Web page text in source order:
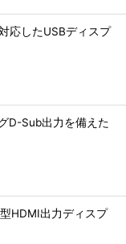
応したUSBディスプ
D-Sub出力を備えた
HDMI出力ディスプ